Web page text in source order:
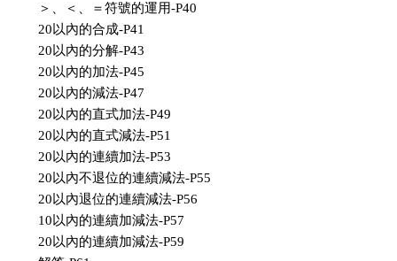
＞、＜、＝符號的運用-P40
20以內的合成-P41
20以內的分解-P43
20以內的加法-P45
20以內的減法-P47
20以內的直式加法-P49
20以內的直式減法-P51
20以內的連續加法-P53
20以內不退位的連續減法-P55
20以內退位的連續減法-P56
10以內的連續加減法-P57
20以內的連續加減法-P59